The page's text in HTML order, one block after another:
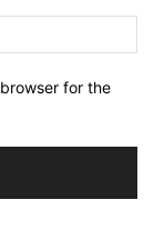
for the